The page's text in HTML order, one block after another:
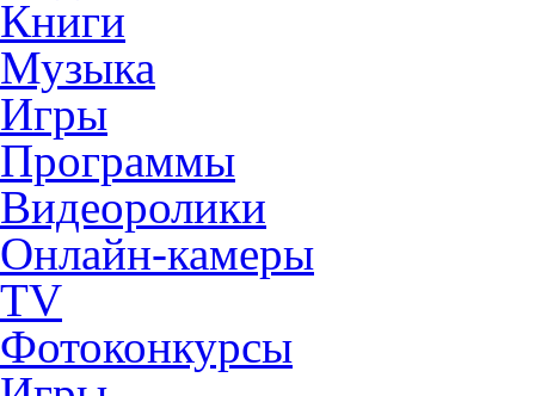
Книги
Музыка
Игры
Программы
Видеоролики
Онлайн-камеры
TV
Фотоконкурсы